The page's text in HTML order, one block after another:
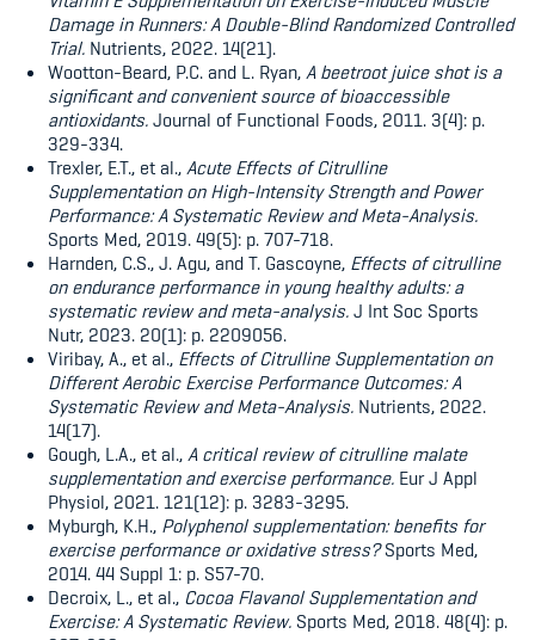
Damage in Runners: A Double-Blind Randomized Controlled
Trial. Nutrients, 2022. 14(21).
Wootton-Beard, P.C. and L. Ryan,A beetroot juice shot is a
significant and convenient source of bioaccessible
antioxidants.Journal of Functional Foods, 2011. 3(4): p.
329-334.
Trexler, E.T., et al.,Acute Effects of Citrulline
Supplementation on High-Intensity Strength and Power
Performance: A Systematic Review and Meta-Analysis.
Sports Med, 2019. 49(5): p. 707-718.
Harnden, C.S., J. Agu, and T. Gascoyne, Effects of citrulline
on endurance performance in young healthy adults: a
systematic review and meta-analysis.J Int Soc Sports
Nutr, 2023. 20(1): p. 2209056.
Viribay, A., et al., Effects of Citrulline Supplementation on
Different Aerobic Exercise Performance Outcomes: A
Systematic Review and Meta-Analysis. Nutrients, 2022.
14(17).
Gough, L.A., et al.,A critical review of citrulline malate
supplementation and exercise performance. Eur J Appl
Physiol, 2021. 121(12): p. 3283-3295.
Myburgh, K.H., Polyphenol supplementation: benefits for
exercise performance or oxidative stress?Sports Med,
2014. 44 Suppl 1: p. S57-70.
Decroix, L., et al., Cocoa Flavanol Supplementation and
Exercise: A Systematic Review. Sports Med, 2018. 48(4): p.